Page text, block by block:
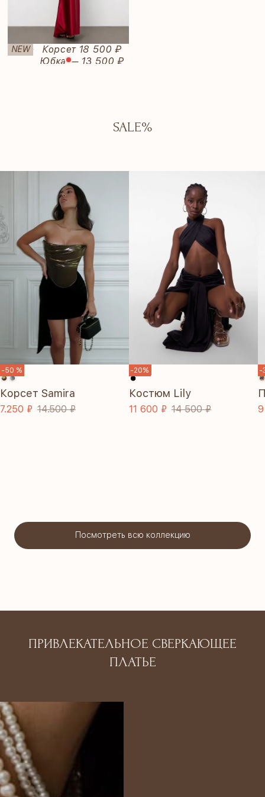
NEW
Rubi—
Корсет 18 500 ₽
Юбка — 13 500 ₽
SALE%
-50 %
Корсет Samira
7.250 ₽ 14.500 ₽
SALE
-20%
Костюм Lily
11 600 ₽ 14 500 ₽
-
Посмотреть всю коллекцию
ПРИВЛЕКАТЕЛЬНОЕ СВЕРКАЮЩЕЕ
ПЛАТЬЕ